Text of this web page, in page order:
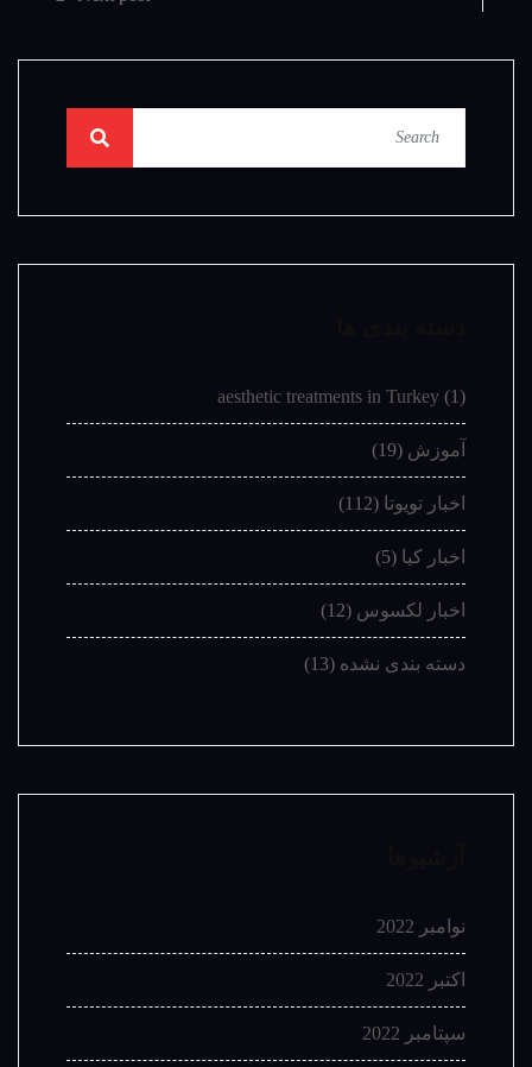
aesthetic treatments in Turkey (1)
آموزش (19)
اخبار تویوتا (112)
اخبار کیا (5)
اخبار لکسوس (12)
دسته بندی نشده (13)
نوامبر 2022
اکتبر 2022
سپتامبر 2022